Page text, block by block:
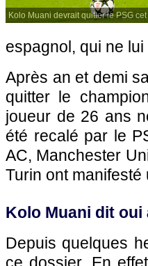
Kolo Muani devrait quitter le PSG
espagnol, qui ne
Après an et demi
quitter le
joueur de 26 ans
été recalé par le
AC, Manchester
Turin ont
Kolo Muani dit oui
Depuis quelques